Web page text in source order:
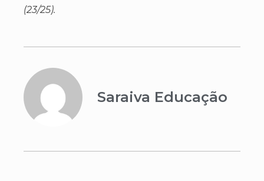
(23/25).
Saraiva Educação